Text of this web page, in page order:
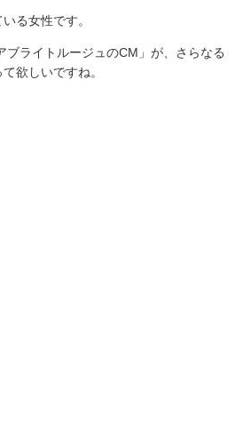
る女性です。
ブライトルージュのCM 」が、さらなる
欲しいですね。